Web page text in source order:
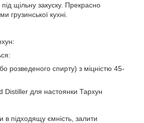
щільну закуску. Прекрасно
грузинської кухні.
розведеного спирту) з міцністю 45-
Distiller для настоянки Тархун
в підходящу ємність, залити